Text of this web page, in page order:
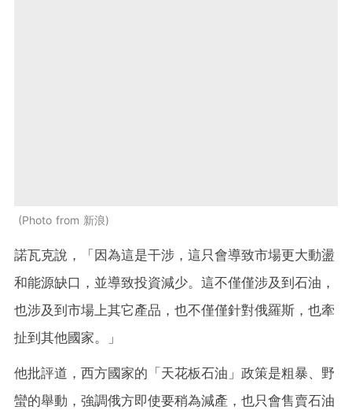
Photo from 新浪
諾瓦克說，「因為這是干涉，這只會導致市場更大動盪
和能源缺口，並導致投資減少。這不僅僅涉及到石油，
也涉及到市場上其它產品，也不僅僅針對俄羅斯，也牽
扯到其他國家。」
他批評道，西方國家的「天花板石油」政策是粗暴、野
蠻的舉動，強調俄方即使要稍為減產，也只會售賣石油